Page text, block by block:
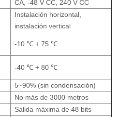
CA, -48 V CC, 240 V CC
Instalación horizontal,
instalación vertical
-10 ℃ + 75 ℃
-40 ℃ + 80 ℃
5~90% (sin condensación)
No más de 3000 metros
Salida máxima de 48 bits